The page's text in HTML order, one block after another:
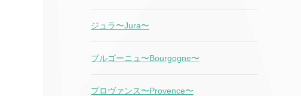
ジュラ〜Jura〜
ブルゴーニュ〜Bourgogne〜
プロヴァンス〜Provence〜